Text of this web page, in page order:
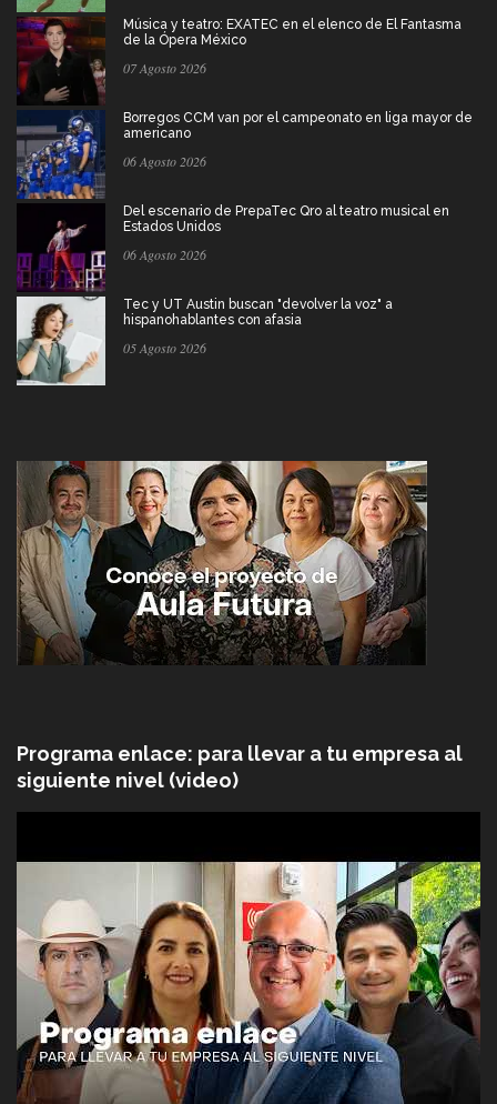
Música y teatro: EXATEC en el elenco de El Fantasma
de la Ópera México
07 Agosto 2026
Borregos CCM van por el campeonato en liga mayor de
americano
06 Agosto 2026
Del escenario de PrepaTec Qro al teatro musical en
Estados Unidos
06 Agosto 2026
Tec y UT Austin buscan "devolver la voz" a
hispanohablantes con afasia
05 Agosto 2026
Programa enlace: para llevar a tu empresa al
siguiente nivel (video)